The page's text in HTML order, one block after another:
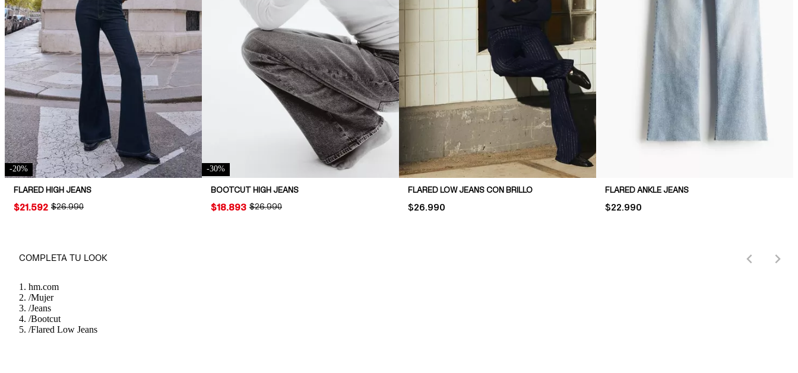
-20%
FLARED HIGH JEANS
ORIGINAL PRICE:
$26.990
PRICE:
$21.592
-30%
BOOTCUT HIGH JEANS
ORIGINAL PRICE:
$26.990
PRICE:
$18.893
FLARED LOW JEANS CON BRILLO
PRICE:
$26.990
FLARED ANKLE JEANS
PRICE:
$22.990
COMPLETA TU LOOK
hm.com
/Mujer
/Jeans
/Bootcut
/Flared Low Jeans